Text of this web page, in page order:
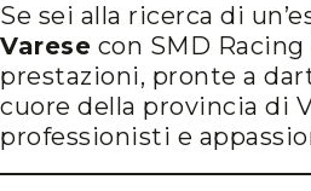
Se sei alla ricerca di
Varese con SMD
prestazioni, pronte a
cuore della provincia di
professionisti e